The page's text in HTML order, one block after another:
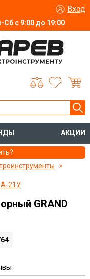
с 9:00 до 19:00
Вход
АКЦИИ
21У
GRAND